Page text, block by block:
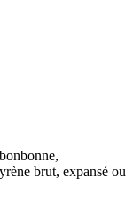
brut, expansé ou